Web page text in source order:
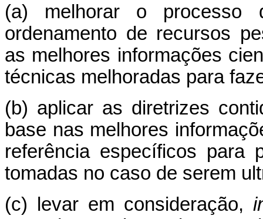
(a) melhorar o processo
ordenamento de recursos
as melhores informações
técnicas melhoradas para
(b) aplicar as diretrizes
base nas melhores
referência específicos para
tomadas no caso de serem
(c) levar em consideração,